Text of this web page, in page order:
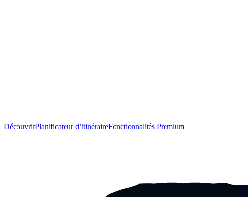
DécouvrirPlanificateur d’itinéraireFonctionnalités Premium